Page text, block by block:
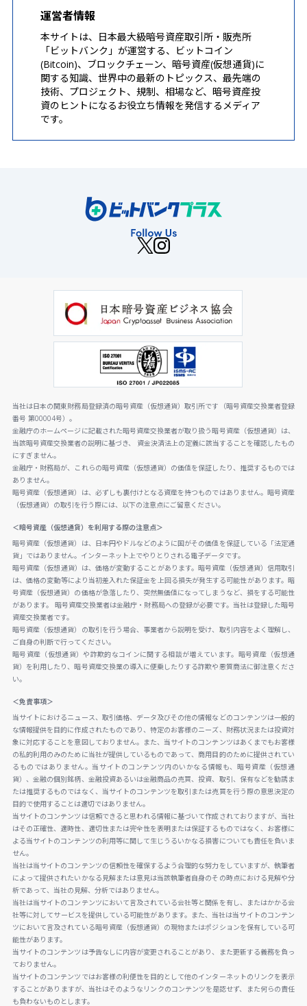
運営者情報
本サイトは、日本最大級暗号資産取引所・販売所
「ビットバンク」が運営する、ビットコイン
(Bitcoin)、ブロックチェーン、暗号資産(仮想通貨)に
関する知識、世界中の最新のトピックス、最先端の
技術、プロジェクト、規制、相場など、暗号資産投
資のヒントになるお役立ち情報を発信するメディア
です。
当社は日本の関東財務局登録済の暗号資産（仮想通貨）取引所です（暗号資産交換業者登録
番号 第00004号）。
金融庁のホームページに記載された暗号資産交換業者が取り扱う暗号資産（仮想通貨）は、
当該暗号資産交換業者の説明に基づき、 資金決済法上の定義に該当することを確認したもの
にすぎません。
金融庁・財務局が、これらの暗号資産（仮想通貨）の価値を保証したり、推奨するものでは
ありません。
暗号資産（仮想通貨）は、必ずしも裏付けとなる資産を持つものではありません。暗号資産
（仮想通貨）の取引を行う際には、以下の注意点にご留意ください。
＜暗号資産（仮想通貨）を利用する際の注意点＞
暗号資産（仮想通貨）は、日本円やドルなどのように国がその価値を保証している「法定通
貨」ではありません。インターネット上でやりとりされる電子データです。
暗号資産（仮想通貨）は、価格が変動することがあります。暗号資産（仮想通貨）信用取引
は、価格の変動等により当初差入れた保証金を上回る損失が発生する可能性があります。暗
号資産（仮想通貨）の価格が急落したり、突然無価値になってしまうなど、損をする可能性
があります。 暗号資産交換業者は金融庁・財務局への登録が必要です。当社は登録した暗号
資産交換業者です。
暗号資産（仮想通貨）の取引を行う場合、事業者から説明を受け、取引内容をよく理解し、
ご自身の判断で行ってください。
暗号資産（仮想通貨）や詐欺的なコインに関する相談が増えています。暗号資産（仮想通
貨）を利用したり、暗号資産交換業の導入に便乗したりする詐欺や悪質商法に御注意くださ
い。
＜免責事項＞
当サイトにおけるニュース、取引価格、データ及びその他の情報などのコンテンツは一般的
な情報提供を目的に作成されたものであり、特定のお客様のニーズ、財務状況または投資対
象に対応することを意図しておりません。また、当サイトのコンテンツはあくまでもお客様
の私的利用のみのために当社が提供しているものであって、商用目的のために提供されてい
るものではありません。当サイトのコンテンツ内のいかなる情報も、暗号資産（仮想通
貨）、金融の個別銘柄、金融投資あるいは金融商品の売買、投資、取引、保有などを勧誘ま
たは推奨するものではなく、当サイトのコンテンツを取引または売買を行う際の意思決定の
目的で使用することは適切ではありません。
当サイトのコンテンツは信頼できると思われる情報に基づいて作成されておりますが、当社
はその正確性、適時性、適切性または完全性を表明または保証するものではなく、お客様に
よる当サイトのコンテンツの利用等に関して生じうるいかなる損害についても責任を負いま
せん。
当社は当サイトのコンテンツの信頼性を確保するよう合理的な努力をしていますが、執筆者
によって提供されたいかなる見解または意見は当該執筆者自身のその時点における見解や分
析であって、当社の見解、分析ではありません。
当社は当サイトのコンテンツにおいて言及されている会社等と関係を有し、またはかかる会
社等に対してサービスを提供している可能性があります。また、当社は当サイトのコンテン
ツにおいて言及されている暗号資産（仮想通貨）の現物またはポジションを保有している可
能性があります。
当サイトのコンテンツは予告なしに内容が変更されることがあり、また更新する義務を負っ
ておりません。
当サイトのコンテンツではお客様の利便性を目的として他のインターネットのリンクを表示
することがありますが、当社はそのようなリンクのコンテンツを是認せず、また何らの責任
も負わないものとします。